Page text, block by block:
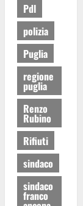
Pdl
polizia
Puglia
regione
puglia
Renzo
Rubino
Rifiuti
sindaco
sindaco
franco